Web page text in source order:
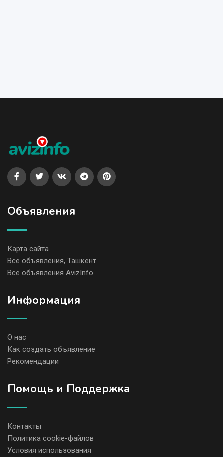
Объявления
Карта сайта
Все объявления, Ташкент
Все объявления AvizInfo
Информация
О нас
Как создать объявление
Рекомендации
Помощь и Поддержка
Контакты
Политика cookie-файлов
Условия использования